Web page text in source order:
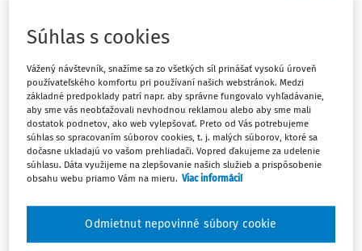
Ups, zatiaľ ste si prečítali len
začiatok...
Celý odborný obsah z tejto oblasti je
dostupný predplatiteľom portálu.
Odomknite si prístup k odbornému obsahu
a získajte prístup na 10 dní zdarma, stačí
Súhlas s cookies
Vážený návštevník, snažíme sa zo všetkých síl prinášať vysokú úroveň
používateľského komfortu pri používaní našich webstránok. Medzi
základné predpoklady patrí napr. aby správne fungovalo vyhľadávanie,
aby sme vás neobťažovali nevhodnou reklamou alebo aby sme mali
dostatok podnetov, ako web vylepšovať. Preto od Vás potrebujeme
súhlas so spracovaním súborov cookies, t. j. malých súborov, ktoré sa
dočasne ukladajú vo vašom prehliadači. Vopred ďakujeme za udelenie
súhlasu. Dáta využijeme na zlepšovanie našich služieb a prispôsobenie
obsahu webu priamo Vám na mieru. Viac informácií
Odmietnut nepovinné súbory cookie